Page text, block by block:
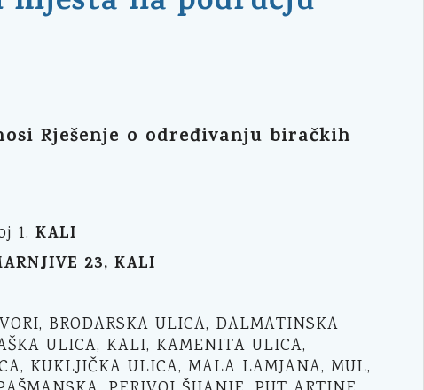
Rješenje o određivanju biračkih
1. KALI
23, KALI
BRODARSKA ULICA, DALMATINSKA
ULICA, KALI, KAMENITA ULICA,
KUKLJIČKA ULICA, MALA LAMJANA, MUL,